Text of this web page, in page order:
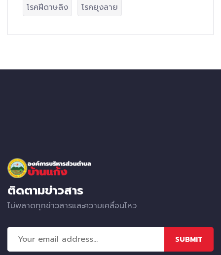
โรคฝีดาษลิง
โรคยุงลาย
ติดตามข่าวสาร
ไม่พลาดทุกข่าวสารและความเคลื่อนไหว
SUBMIT